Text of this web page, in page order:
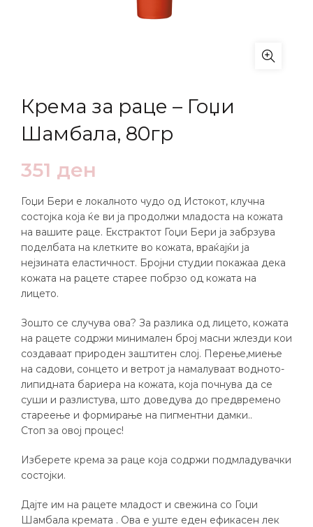
Крема за раце – Гоџи
Шамбала, 80гр
351 ден
Гоџи Бери е локалното чудо од Истокот, клучна
состојка која ќе ви ја продолжи младоста на кожата
на вашите раце. Екстрактот Гоџи Бери ја забрзува
поделбата на клетките во кожата, враќајќи ја
нејзината еластичност. Бројни студии покажаа дека
кожата на рацете старее побрзо од кожата на
лицето.
Зошто се случува ова? За разлика од лицето, кожата
на рацете содржи минимален број масни жлезди кои
создаваат природен заштитен слој. Перење,миење
на садови, сонцето и ветрот ја намалуваат водното-
липидната бариера на кожата, која почнува да се
суши и разлистува, што доведува до предвремено
стареење и формирање на пигментни дамки..
Стоп за овој процес!
Изберете крема за раце која содржи подмладувачки
состојки.
Дајте им на рацете младост и свежина со Гоџи
Шамбала кремата . Ова е уште еден ефикасен лек